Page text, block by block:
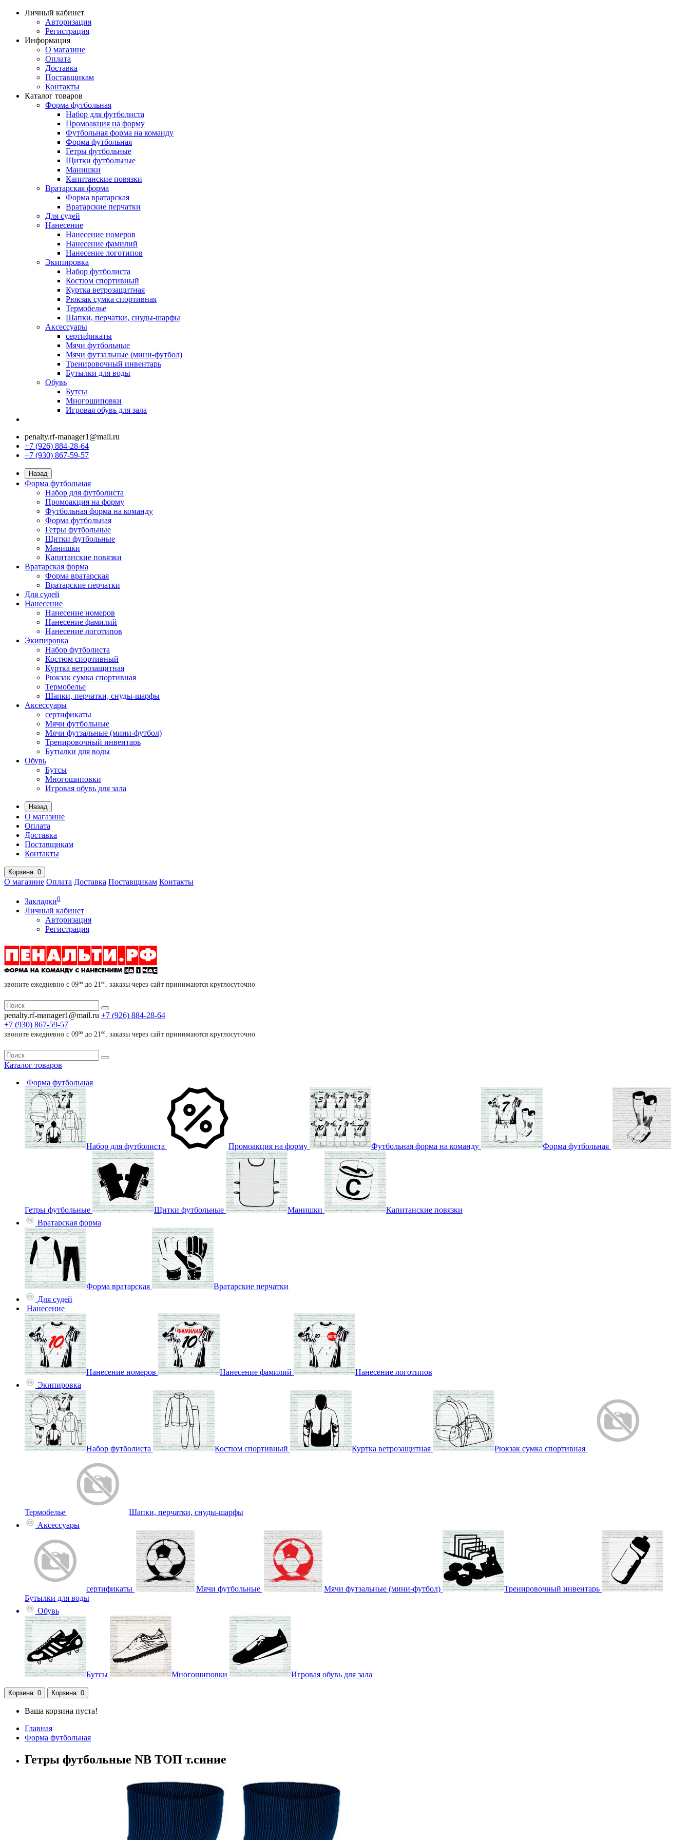
Личный кабинет
Авторизация
Регистрация
Информация
О магазине
Оплата
Доставка
Поставщикам
Контакты
Каталог товаров
Форма футбольная
Набор для футболиста
Промоакция на форму
Футбольная форма на команду
Форма футбольная
Гетры футбольные
Щитки футбольные
Манишки
Капитанские повязки
Вратарская форма
Форма вратарская
Вратарские перчатки
Для судей
Нанесение
Нанесение номеров
Нанесение фамилий
Нанесение логотипов
Экипировка
Набор футболиста
Костюм спортивный
Куртка ветрозащитная
Рюкзак сумка спортивная
Термобелье
Шапки, перчатки, снуды-шарфы
Аксессуары
сертификаты
Мячи футбольные
Мячи футзальные (мини-футбол)
Тренировочный инвентарь
Бутылки для воды
Обувь
Бутсы
Многошиповки
Игровая обувь для зала
penalty.rf-manager1@mail.ru
+7 (926) 884-28-64
+7 (930) 867-59-57
Назад
Форма футбольная
Набор для футболиста
Промоакция на форму
Футбольная форма на команду
Форма футбольная
Гетры футбольные
Щитки футбольные
Манишки
Капитанские повязки
Вратарская форма
Форма вратарская
Вратарские перчатки
Для судей
Нанесение
Нанесение номеров
Нанесение фамилий
Нанесение логотипов
Экипировка
Набор футболиста
Костюм спортивный
Куртка ветрозащитная
Рюкзак сумка спортивная
Термобелье
Шапки, перчатки, снуды-шарфы
Аксессуары
сертификаты
Мячи футбольные
Мячи футзальные (мини-футбол)
Тренировочный инвентарь
Бутылки для воды
Обувь
Бутсы
Многошиповки
Игровая обувь для зала
Назад
О магазине
Оплата
Доставка
Поставщикам
Контакты
Корзина: 0
О магазине Оплата Доставка Поставщикам Контакты
Закладки0
Личный кабинет
Авторизация
Регистрация
звоните ежедневно с 09ºº до 21ºº, заказы через сайт принимаются круглосуточно
penalty.rf-manager1@mail.ru +7 (926) 884-28-64
+7 (930) 867-59-57
звоните ежедневно с 09ºº до 21ºº, заказы через сайт принимаются круглосуточно
Каталог товаров
Форма футбольная
Набор для футболиста Промоакция на форму Футбольная форма на команду Форма футбольная
Гетры футбольные Щитки футбольные Манишки
Капитанские повязки
Вратарская форма
Форма вратарская
Вратарские перчатки
Для судей
Нанесение
Нанесение номеров Нанесение фамилий
Нанесение логотипов
Экипировка
Набор футболиста Костюм спортивный Куртка ветрозащитная Рюкзак сумка спортивная
Термобелье
Шапки, перчатки, снуды-шарфы
Аксессуары
сертификаты Мячи футбольные Мячи футзальные (мини-футбол)
Тренировочный инвентарь
Бутылки для воды
Обувь
Бутсы Многошиповки Игровая обувь для зала
Корзина: 0 Корзина: 0
Ваша корзина пуста!
Главная
Форма футбольная
Гетры футбольные NB ТОП т.синие